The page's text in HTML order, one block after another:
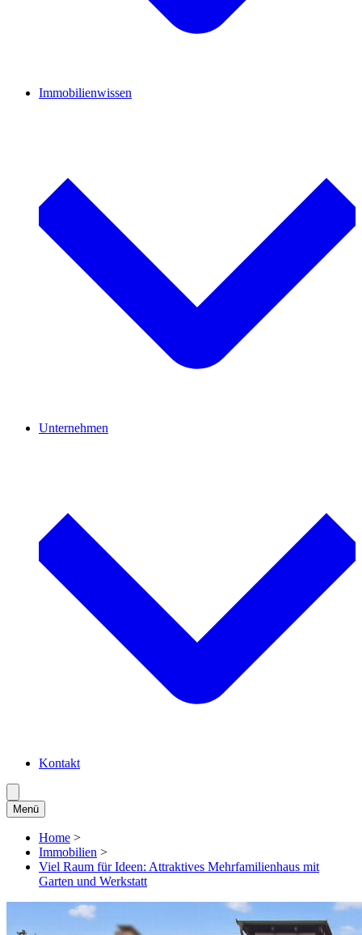
Immobilienwissen
Unternehmen
Kontakt
Menü
Home >
Immobilien >
Viel Raum für Ideen: Attraktives Mehrfamilienhaus mit
Garten und Werkstatt